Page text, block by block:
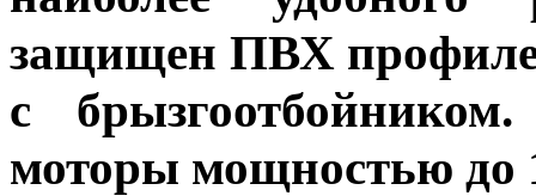
защищен ПВХ
с
моторы мощностью до